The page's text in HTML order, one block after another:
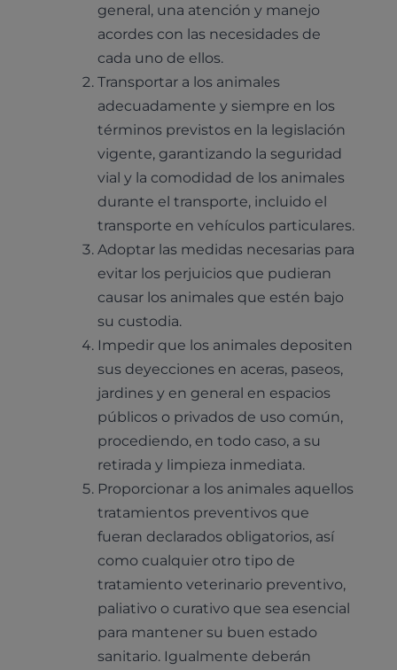
general, una atención y manejo
acordes con las necesidades de
cada uno de ellos.
Transportar a los animales
adecuadamente y siempre en los
términos previstos en la legislación
vigente, garantizando la seguridad
vial y la comodidad de los animales
durante el transporte, incluido el
transporte en vehículos particulares.
Adoptar las medidas necesarias para
evitar los perjuicios que pudieran
causar los animales que estén bajo
su custodia.
Impedir que los animales depositen
sus deyecciones en aceras, paseos,
jardines y en general en espacios
públicos o privados de uso común,
procediendo, en todo caso, a su
retirada y limpieza inmediata.
Proporcionar a los animales aquellos
tratamientos preventivos que
fueran declarados obligatorios, así
como cualquier otro tipo de
tratamiento veterinario preventivo,
paliativo o curativo que sea esencial
para mantener su buen estado
sanitario. Igualmente deberán